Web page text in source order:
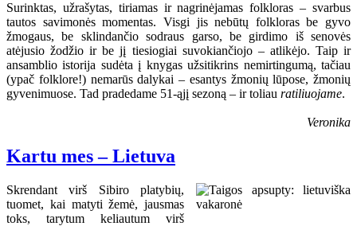
Surinktas, užrašytas, tiriamas ir nagrinėjamas folkloras – svarbus
tautos savimonės momentas. Visgi jis nebūtų folkloras be gyvo
žmogaus, be sklindančio sodraus garso, be girdimo iš senovės
atėjusio žodžio ir be jį tiesiogiai suvokiančiojo – atlikėjo. Taip ir
ansamblio istorija sudėta į knygas užsitikrins nemirtingumą, tačiau
(ypač folklore!) nemarūs dalykai – esantys žmonių lūpose, žmonių
gyvenimuose. Tad pradedame 51-ąjį sezoną – ir toliau ratiliuojame.
Veronika
Kartu mes – Lietuva
Skrendant virš Sibiro platybių,
tuomet, kai matyti žemė, jausmas
toks, tarytum keliautum virš